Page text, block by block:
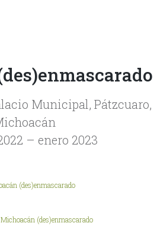
Municipal, Pátzcuaro,
– enero 2023